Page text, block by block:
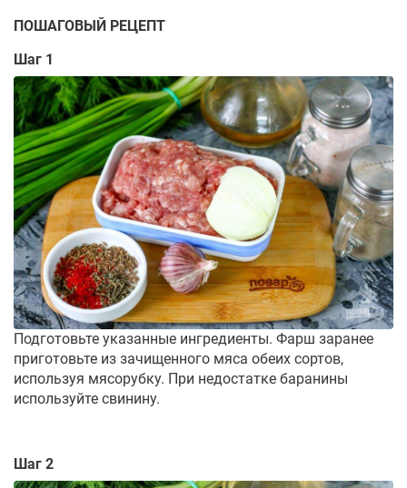
ПОШАГОВЫЙ РЕЦЕПТ
Шаг 1
Подготовьте указанные ингредиенты. Фарш заранее
приготовьте из зачищенного мяса обеих сортов,
используя мясорубку. При недостатке баранины
используйте свинину.
Шаг 2